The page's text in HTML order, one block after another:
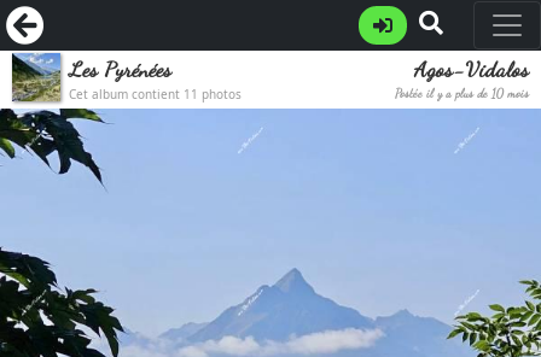
Les Pyrénées
Cet album contient 11 photos
Agos-Vidalos
Postée il y a plus de 10 mois